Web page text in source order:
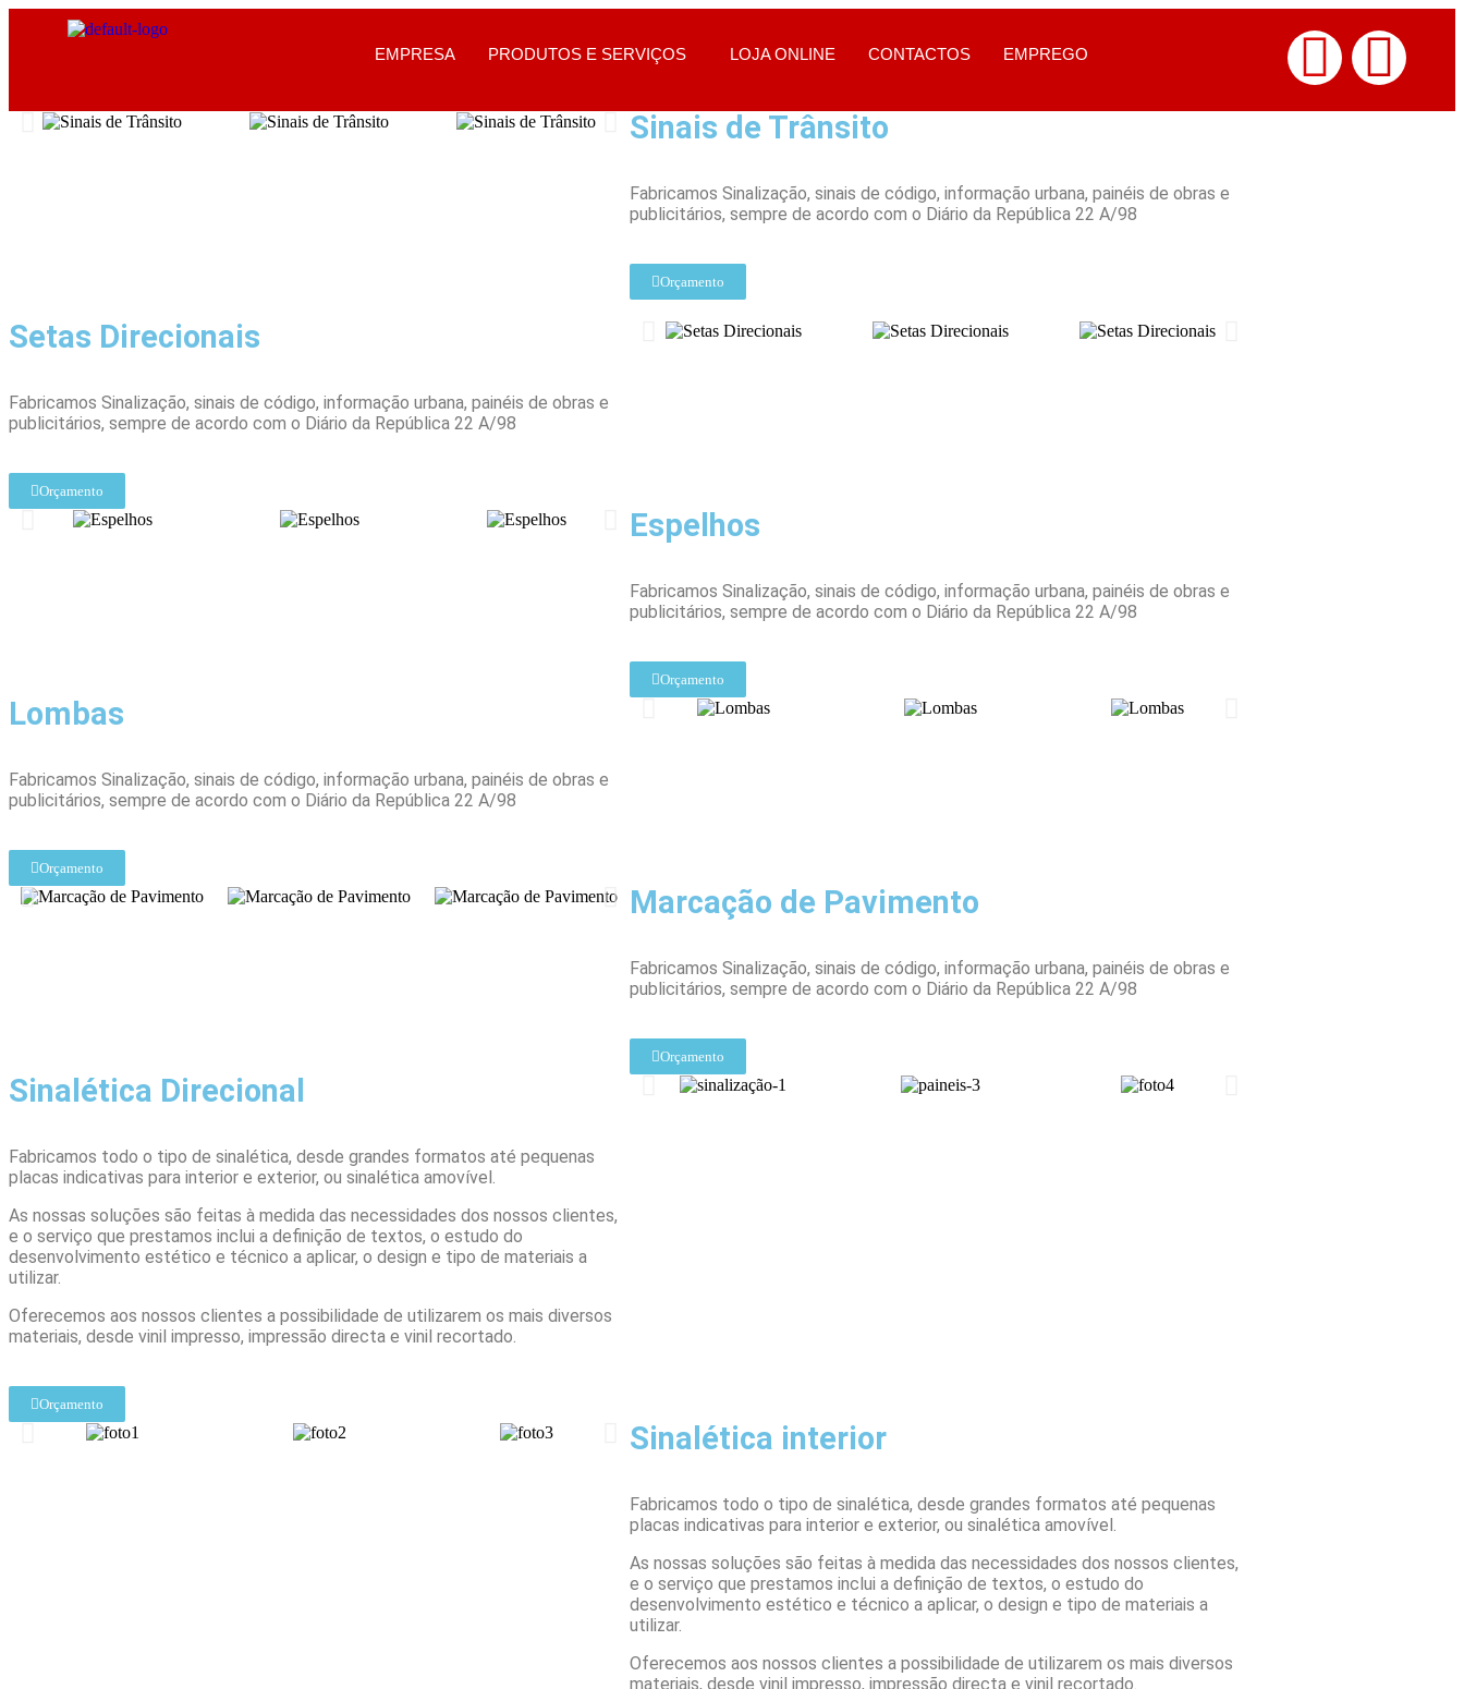
EMPRESA PRODUTOS E SERVIÇOS LOJA ONLINE CONTACTOS EMPREGO
Sinais de Trânsito
Fabricamos Sinalização, sinais de código, informação urbana, painéis de obras e
publicitários, sempre de acordo com o Diário da República 22 A/98
Orçamento
Setas Direcionais
Fabricamos Sinalização, sinais de código, informação urbana, painéis de obras e
publicitários, sempre de acordo com o Diário da República 22 A/98
Orçamento
Espelhos
Fabricamos Sinalização, sinais de código, informação urbana, painéis de obras e
publicitários, sempre de acordo com o Diário da República 22 A/98
Orçamento
Lombas
Fabricamos Sinalização, sinais de código, informação urbana, painéis de obras e
publicitários, sempre de acordo com o Diário da República 22 A/98
Orçamento
Marcação de Pavimento
Fabricamos Sinalização, sinais de código, informação urbana, painéis de obras e
publicitários, sempre de acordo com o Diário da República 22 A/98
Orçamento
Sinalética Direcional
Fabricamos todo o tipo de sinalética, desde grandes formatos até pequenas
placas indicativas para interior e exterior, ou sinalética amovível.
As nossas soluções são feitas à medida das necessidades dos nossos clientes,
e o serviço que prestamos inclui a definição de textos, o estudo do
desenvolvimento estético e técnico a aplicar, o design e tipo de materiais a
utilizar.
Oferecemos aos nossos clientes a possibilidade de utilizarem os mais diversos
materiais, desde vinil impresso, impressão directa e vinil recortado.
Orçamento
Sinalética interior
Fabricamos todo o tipo de sinalética, desde grandes formatos até pequenas
placas indicativas para interior e exterior, ou sinalética amovível.
As nossas soluções são feitas à medida das necessidades dos nossos clientes,
e o serviço que prestamos inclui a definição de textos, o estudo do
desenvolvimento estético e técnico a aplicar, o design e tipo de materiais a
utilizar.
Oferecemos aos nossos clientes a possibilidade de utilizarem os mais diversos
materiais, desde vinil impresso, impressão directa e vinil recortado.